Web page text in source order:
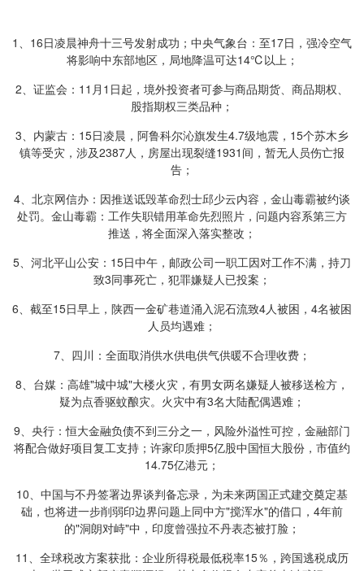
1、16日凌晨神舟十三号发射成功；中央气象台：至17日，强冷空气
将影响中东部地区，局地降温可达14℃以上；
2、证监会：11月1日起，境外投资者可参与商品期货、商品期权、
股指期权三类品种；
3、内蒙古：15日凌晨，阿鲁科尔沁旗发生4.7级地震，15个苏木乡
镇等受灾，涉及2387人，房屋出现裂缝1931间，暂无人员伤亡报
告；
4、北京网信办：因推送诋毁革命烈士邱少云内容，金山毒霸被约谈
处罚。金山毒霸：工作失职错用革命先烈照片，问题内容系第三方
推送，将全面深入落实整改；
5、河北平山公安：15日中午，邮政公司一职工因对工作不满，持刀
致3同事死亡，犯罪嫌疑人已投案；
6、截至15日早上，陕西一金矿巷道涌入泥石流致4人被困，4名被困
人员均遇难；
7、四川：全面取消供水供电供气供暖不合理收费；
8、台媒：高雄"城中城"大楼火灾，有男女两名嫌疑人被移送检方，
疑为点香驱蚊酿灾。火灾中有3名大陆配偶遇难；
9、央行：恒大金融负债不到三分之一，风险外溢性可控，金融部门
将配合做好项目复工支持；许家印质押5亿股中国恒大股份，市值约
14.75亿港元；
10、中国与不丹签署边界谈判备忘录，为未来两国正式建交奠定基
础，也将进一步削弱印边界问题上同中方"搅浑水"的借口，4年前
的"洞朗对峙"中，印度曾强拉不丹表态被打脸；
11、全球税改方案获批：企业所得税最低税率15％，跨国逃税成历